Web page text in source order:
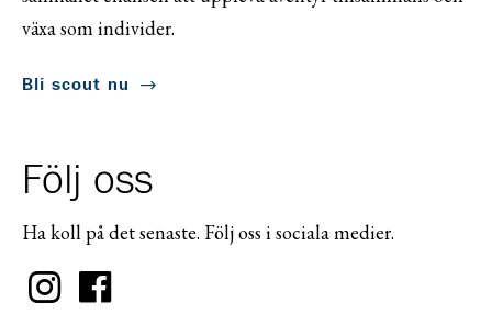
växa som individer.
Bli scout nu
Följ oss
Ha koll på det senaste. Följ oss i sociala medier.